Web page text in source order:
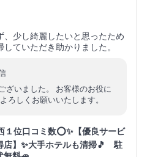
、少し綺麗したいと思ったため
ていただき助かりました。
ざいました。 お客様のお役に
ろしくお願いいたします。
１位口コミ数⭕✨【優良サービ
店】✨大手ホテルも清掃🎵 駐